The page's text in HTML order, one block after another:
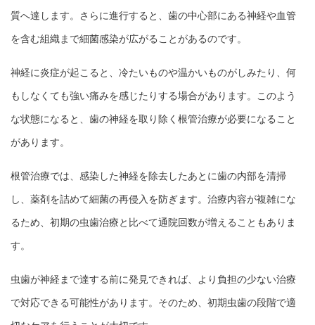
質へ達します。さらに進行すると、歯の中心部にある神経や血管
を含む組織まで細菌感染が広がることがあるのです。
神経に炎症が起こると、冷たいものや温かいものがしみたり、何
もしなくても強い痛みを感じたりする場合があります。このよう
な状態になると、歯の神経を取り除く根管治療が必要になること
があります。
根管治療では、感染した神経を除去したあとに歯の内部を清掃
し、薬剤を詰めて細菌の再侵入を防ぎます。治療内容が複雑にな
るため、初期の虫歯治療と比べて通院回数が増えることもありま
す。
虫歯が神経まで達する前に発見できれば、より負担の少ない治療
で対応できる可能性があります。そのため、初期虫歯の段階で適